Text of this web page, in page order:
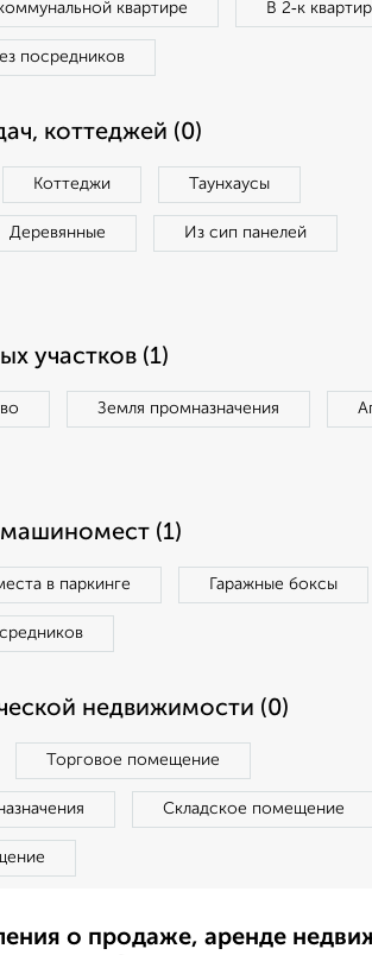
квартире В 2‑к
посредников
коттеджей (0)
Коттеджи Таунхаусы
Деревянные Из сип панелей
участков (1)
Земля промназначения
(1)
в паркинге Гаражные боксы
недвижимости (0)
Торговое помещение
Складское помещение
о продаже, аренде